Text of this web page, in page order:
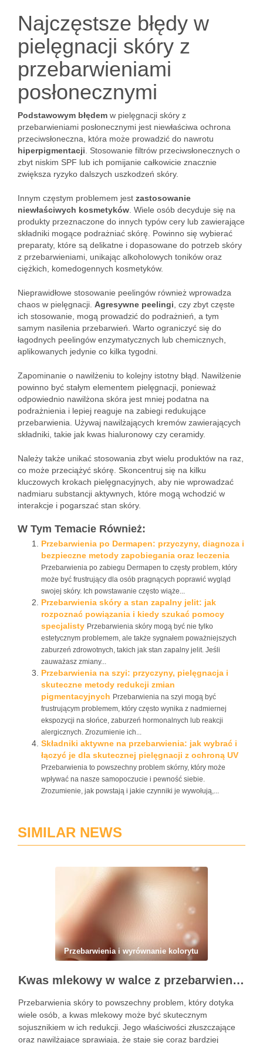
Najczęstsze błędy w
pielęgnacji skóry z
przebarwieniami
posłonecznymi
Podstawowym błędem w pielęgnacji skóry z
przebarwieniami posłonecznymi jest niewłaściwa ochrona
przeciwsłoneczna, która może prowadzić do nawrotu
hiperpigmentacji . Stosowanie filtrów przeciwsłonecznych o
zbyt niskim SPF lub ich pomijanie całkowicie znacznie
zwiększa ryzyko dalszych uszkodzeń skóry.
Innym częstym problemem jest zastosowanie
niewłaściwych kosmetyków . Wiele osób decyduje się na
produkty przeznaczone do innych typów cery lub zawierające
składniki mogące podrażniać skórę. Powinno się wybierać
preparaty, które są delikatne i dopasowane do potrzeb skóry
z przebarwieniami, unikając alkoholowych toników oraz
ciężkich, komedogennych kosmetyków.
Nieprawidłowe stosowanie peelingów również wprowadza
chaos w pielęgnacji. Agresywne peelingi , czy zbyt częste
ich stosowanie, mogą prowadzić do podrażnień, a tym
samym nasilenia przebarwień. Warto ograniczyć się do
łagodnych peelingów enzymatycznych lub chemicznych,
aplikowanych jedynie co kilka tygodni.
Zapominanie o nawilżeniu to kolejny istotny błąd. Nawilżenie
powinno być stałym elementem pielęgnacji, ponieważ
odpowiednio nawilżona skóra jest mniej podatna na
podrażnienia i lepiej reaguje na zabiegi redukujące
przebarwienia. Używaj nawilżających kremów zawierających
składniki, takie jak kwas hialuronowy czy ceramidy.
Należy także unikać stosowania zbyt wielu produktów na raz,
co może przeciążyć skórę. Skoncentruj się na kilku
kluczowych krokach pielęgnacyjnych, aby nie wprowadzać
nadmiaru substancji aktywnych, które mogą wchodzić w
interakcje i pogarszać stan skóry.
W Tym Temacie Również:
Przebarwienia po Dermapen: przyczyny, diagnoza i
bezpieczne metody zapobiegania oraz leczenia
Przebarwienia po zabiegu Dermapen to częsty problem, który
może być frustrujący dla osób pragnących poprawić wygląd
swojej skóry. Ich powstawanie często wiąże...
Przebarwienia skóry a stan zapalny jelit: jak
rozpoznać powiązania i kiedy szukać pomocy
specjalisty Przebarwienia skóry mogą być nie tylko
estetycznym problemem, ale także sygnałem poważniejszych
zaburzeń zdrowotnych, takich jak stan zapalny jelit. Jeśli
zauważasz zmiany...
Przebarwienia na szyi: przyczyny, pielęgnacja i
skuteczne metody redukcji zmian
pigmentacyjnych Przebarwienia na szyi mogą być
frustrującym problemem, który często wynika z nadmiernej
ekspozycji na słońce, zaburzeń hormonalnych lub reakcji
alergicznych. Zrozumienie ich...
Składniki aktywne na przebarwienia: jak wybrać i
łączyć je dla skutecznej pielęgnacji z ochroną UV
Przebarwienia to powszechny problem skórny, który może
wpływać na nasze samopoczucie i pewność siebie.
Zrozumienie, jak powstają i jakie czynniki je wywołują,...
SIMILAR NEWS
Przebarwienia i wyrównanie kolorytu
Kwas mlekowy w walce z przebarwieniami: skuteczne działanie i najczęstsze błędy stosowania
Przebarwienia skóry to powszechny problem, który dotyka
wiele osób, a kwas mlekowy może być skutecznym
sojusznikiem w ich redukcji. Jego właściwości złuszczające
oraz nawilżające sprawiają, że staje się coraz bardziej